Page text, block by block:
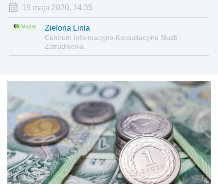
19 maja 2020, 14:35
Zielona Linia
Centrum Informacyjno-Konsultacyjne Służb
Zatrudnienia